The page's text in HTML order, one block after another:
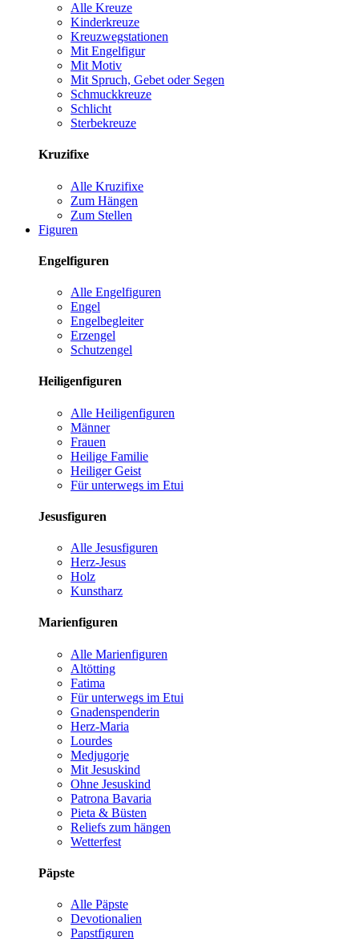
Alle Kreuze
Kinderkreuze
Kreuzwegstationen
Mit Engelfigur
Mit Motiv
Mit Spruch, Gebet oder Segen
Schmuckkreuze
Schlicht
Sterbekreuze
Kruzifixe
Alle Kruzifixe
Zum Hängen
Zum Stellen
Figuren
Engelfiguren
Alle Engelfiguren
Engel
Engelbegleiter
Erzengel
Schutzengel
Heiligenfiguren
Alle Heiligenfiguren
Männer
Frauen
Heilige Familie
Heiliger Geist
Für unterwegs im Etui
Jesusfiguren
Alle Jesusfiguren
Herz-Jesus
Holz
Kunstharz
Marienfiguren
Alle Marienfiguren
Altötting
Fatima
Für unterwegs im Etui
Gnadenspenderin
Herz-Maria
Lourdes
Medjugorje
Mit Jesuskind
Ohne Jesuskind
Patrona Bavaria
Pieta & Büsten
Reliefs zum hängen
Wetterfest
Päpste
Alle Päpste
Devotionalien
Papstfiguren